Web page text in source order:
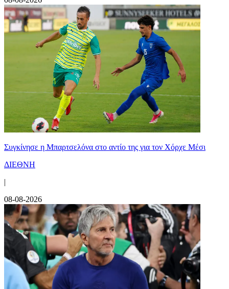
Συγκίνησε η Μπαρτσελόνα στο αντίο της για τον Χόρχε Μέσι
ΔΙΕΘΝΗ
|
08-08-2026